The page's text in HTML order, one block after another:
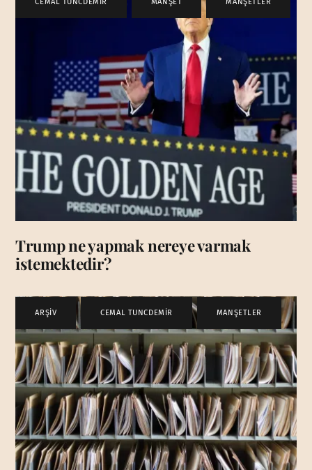
CEMAL TUNCDEMİR MANŞET , MANŞETLER
Trump ne yapmak nereye varmak
istemektedir?
ARŞİV CEMAL TUNCDEMİR , MANŞETLER